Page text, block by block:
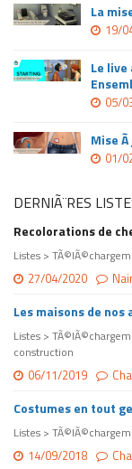
La
19/
Le
05/
Mise
01/
DERNIÃ¨RES
Recolorations de
Listes >
27/04/2020
Les maisons de nos
Listes >
construction
06/11/2019
Costumes en tout
Listes >
14/09/2018